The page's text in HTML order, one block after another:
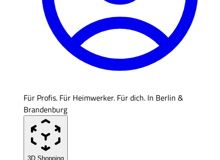
Für Profis. Für Heimwerker. Für dich. In Berlin &
Brandenburg
3D Shopping